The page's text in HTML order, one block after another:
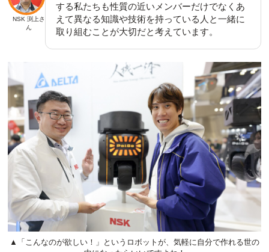
NSK 渕上さ
ん
する私たちも性質の近いメンバーだけでなくあ
えて異なる知識や技術を持っている人と一緒に
取り組むことが大切だと考えています。
▲「こんなのが欲しい！」というロボットが、気軽に自分で作れる世の